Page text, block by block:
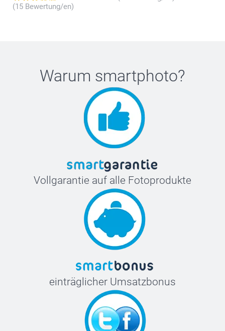
(15 Bewertung/en)
Warum smartphoto?
Vollgarantie auf alle Fotoprodukte
einträglicher Umsatzbonus